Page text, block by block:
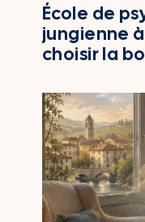
École de
jungienne
choisir la